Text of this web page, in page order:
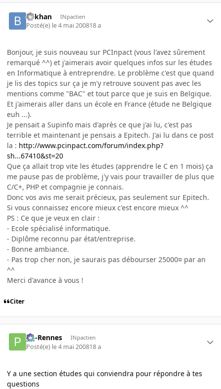
bekhan INpactien
Posté(e) le 4 mai 200818 a
Bonjour, je suis nouveau sur PCInpact (vous l'avez sûrement
remarqué ^^) et j'aimerais avoir quelques infos sur les études
en Informatique à entreprendre. Le problème c'est que quand
je lis des topics sur ça je m'y retrouve souvent pas avec les
mentions comme "BAC" et tout parce que je suis en Belgique.
Et j'aimerais aller dans un école en France (étude ne Belgique
euh ...).
Je pensait a Supinfo mais d'après ce que j'ai lu, c'est pas
terrible et maintenant je pensais a Epitech. J'ai lu dans ce post
la : http://www.pcinpact.com/forum/index.php?
sh...67410&st=20
Que ça allait trop vite les études (apprendre le C en 1 mois) ça
me pause pas de problème, j'y vais pour travailler de plus que
C/C+, PHP et compagnie je connais.
Donc vos avis me serait précieux, pas seulement sur Epitech.
Si vous connaissez encore mieux c'est encore mieux ^^
PS : Ce que je veux en clair :
- Ecole spécialisé informatique.
- Diplôme reconnu par état/entreprise.
- Bonne ambiance.
- Pas trop cher non, je saurais pas débourser 25000¤ par an
^^
Merci d'avance à vous !
Citer
pg-Rennes INpactien
Posté(e) le 4 mai 200818 a
Y a une section études qui conviendra pour répondre à tes
questions